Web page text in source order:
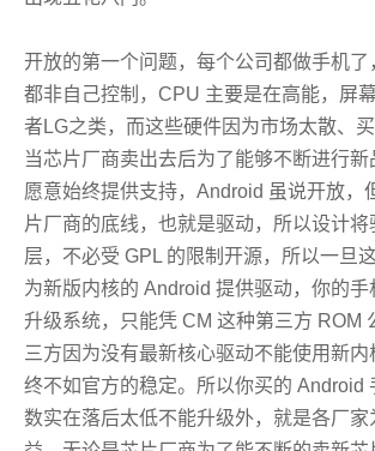
开放的第一个问题，每个公司都做手机
都非自己控制，CPU 主要是在高能，屏
者LG之类，而这些硬件因为市场太散、买
当芯片厂商卖出去后为了能够不断进行
愿意始终提供支持，Android 虽说开放，
片厂商的底线，也就是驱动，所以设计将
层，不必受 GPL 的限制开源，所以一旦
为新版内核的 Android 提供驱动，你的手
升级系统，只能凭 CM 这种第三方 ROM
三方因为没有最新核心驱动不能使用新
终不如官方的稳定。所以你买的 Android
数实在落后太低不能升级外，就是各厂家